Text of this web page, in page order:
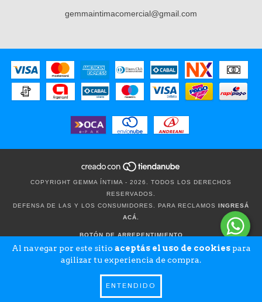
Al navegar por este sitio aceptás el uso de cookiespara
agilizar tu experiencia de compra.
ENTENDIDO
gemmaintimacomercial@gmail.com
COPYRIGHT GEMMA ÍNTIMA - 2026. TODOS LOS DERECHOS
RESERVADOS.
DEFENSA DE LAS Y LOS CONSUMIDORES. PARA RECLAMOS INGRESÁ
ACÁ.
BOTÓN DE ARREPENTIMIENTO